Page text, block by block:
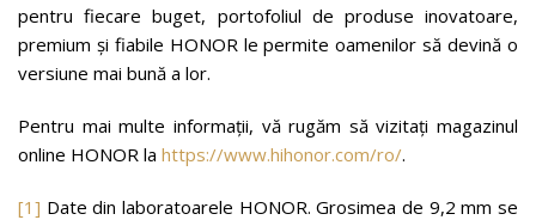
pentru fiecare buget, portofoliul de produse inovatoare,
premium și fiabile HONOR le permite oamenilor să devină o
versiune mai bună a lor.
Pentru mai multe informații, vă rugăm să vizitați magazinul
online HONOR la https://www.hihonor.com/ro/.
[1] Date din laboratoarele HONOR. Grosimea de 9,2 mm se